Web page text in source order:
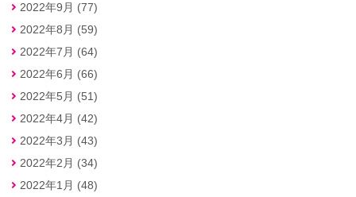
2022年9月 (77)
2022年8月 (59)
2022年7月 (64)
2022年6月 (66)
2022年5月 (51)
2022年4月 (42)
2022年3月 (43)
2022年2月 (34)
2022年1月 (48)